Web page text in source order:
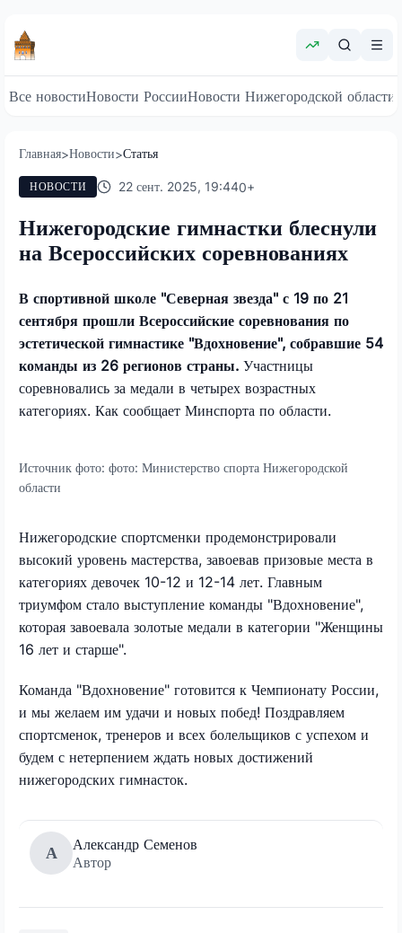
Все новостиНовости РоссииНовости Нижегородской области
Главная>Новости>Статья
НОВОСТИ 22 сент. 2025, 19:440+
Нижегородские гимнастки блеснули
на Всероссийских соревнованиях
В спортивной школе "Северная звезда" с 19 по 21
сентября прошли Всероссийские соревнования по
эстетической гимнастике "Вдохновение", собравшие 54
команды из 26 регионов страны. Участницы
соревновались за медали в четырех возрастных
категориях. Как сообщает Минспорта по области.
Источник фото: фото: Министерство спорта Нижегородской
области
Нижегородские спортсменки продемонстрировали
высокий уровень мастерства, завоевав призовые места в
категориях девочек 10-12 и 12-14 лет. Главным
триумфом стало выступление команды "Вдохновение",
которая завоевала золотые медали в категории "Женщины
16 лет и старше".
Команда "Вдохновение" готовится к Чемпионату России,
и мы желаем им удачи и новых побед! Поздравляем
спортсменок, тренеров и всех болельщиков с успехом и
будем с нетерпением ждать новых достижений
нижегородских гимнасток.
А
Александр Семенов
Автор